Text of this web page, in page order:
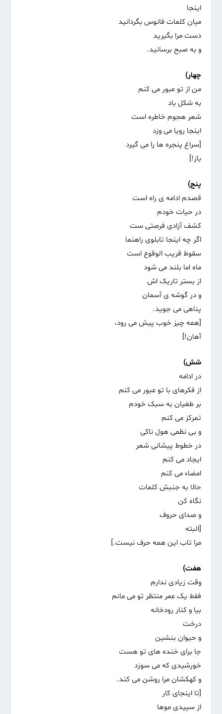
اینجا
میان‌ کلمات فانوس بگردانید
دست مرا بگیرید
و به صبح برسانید.
چهار)
من از تو عبور می کنم
به شکل باد
شعر هجوم خاطره است
اینجا رویا می وزد
[سراغ پنجره ها را می گیرد
باز!]
پنج)
قصدم ادامه ی راه است
در حیات خودم
کشف آزادی فرصتی ست
اگر چه اینجا تابلوی راهنما
سقوط قریب الوقوع است
ماه اما بلند می شود
از بستر تاریک‌ اش
و در گوشه ی آسمان
پناهی می جوید.
[همه چیز خوب پیش می رود،
آهان!]
شش)
در ادامه
از فکرهای با تو عبور می کنم
بر طغیان به سبک خودم
تمرکز می کنم
و بی نظمی هول ناکی
در خطوط پیشانی شعر
ایجاد می کنم
امضاء می کنم
حالا به جنبش کلمات
نگاه کن
و صدای حروف
[البته
مرا تاب این همه حرف نیست.]
هفت)
وقت زیادی ندارم
فقط یک عمر منتظر تو می مانم
بیا و کنار رودخانه
درخت
و حیوان بنشین
جا برای خنده های تو هست
خورشیدی که می سوزد
و‌ کهکشان مرا روشن‌ می کند.
[تا اینجای کار
از سپیدی موها